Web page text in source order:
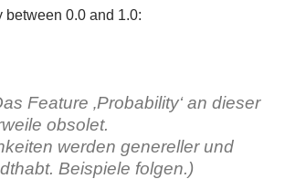
between 0.0 and 1.0:
Feature ‚Probability‘ an dieser
obsolet.
werden genereller und
Beispiele folgen.)